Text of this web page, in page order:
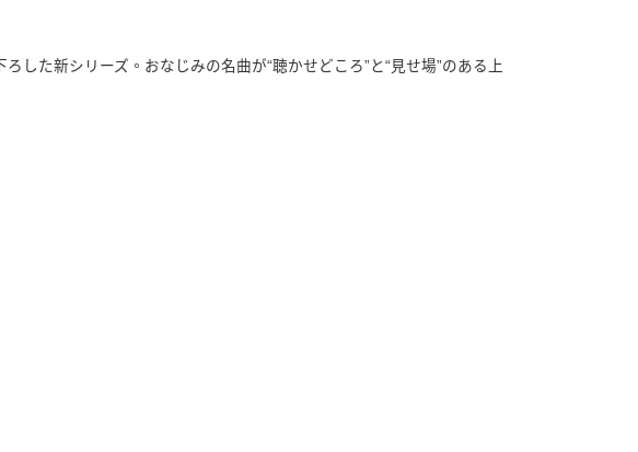
した新シリーズ。おなじみの名曲が“聴かせどころ”と“見せ場”のある上